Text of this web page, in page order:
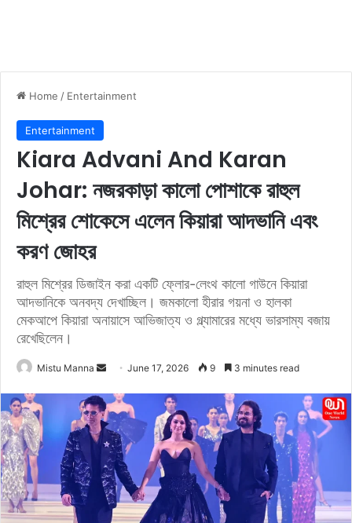
Home / Entertainment
Entertainment
Kiara Advani And Karan
Johar: নজরকাড়া কালো পোশাকে রাহুল
মিশ্রের শোকেসে এলেন কিয়ারা আদভানি এবং
করণ জোহর
রাহুল মিশ্রের ডিজাইন করা একটি ফ্লোর-লেংথ কালো গাউনে কিয়ারা
আদভানিকে অনবদ্য দেখাচ্ছিল। জমকালো হীরার গয়না ও হালকা
মেকআপে কিয়ারা অনায়াসে আভিজাত্য ও গ্ল্যামারের মধ্যে ভারসাম্য বজায়
রেখেছিলেন।
Mistu Manna
n
d
a
n
e
m
a
June 17, 2026 9 3 minutes read